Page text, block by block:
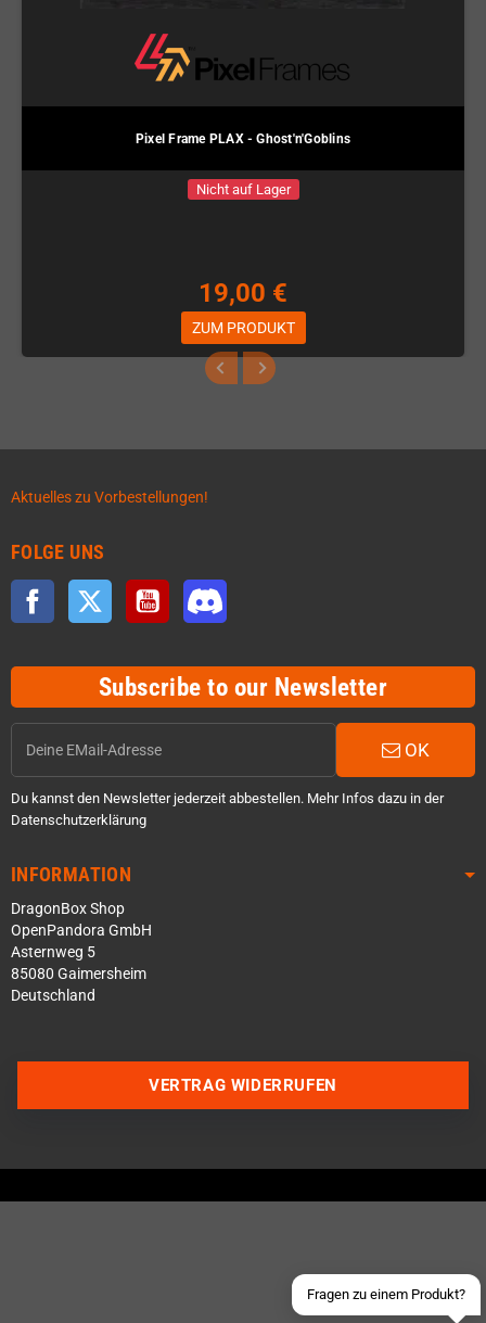
Pixel Frame PLAX - Ghost'n'Goblins
Nicht auf Lager
19,00 €
ZUM PRODUKT
Aktuelles zu Vorbestellungen!
FOLGE UNS
Facebook Twitter YouTube
Subscribe to our Newsletter
OK
Du kannst den Newsletter jederzeit abbestellen. Mehr Infos dazu in der
Datenschutzerklärung
INFORMATION
DragonBox Shop
OpenPandora GmbH
Asternweg 5
85080 Gaimersheim
Deutschland
Fragen zu einem Produkt?
Über WhatsApp schreiben
Schick uns eine eMail
VERTRAG WIDERRUFEN